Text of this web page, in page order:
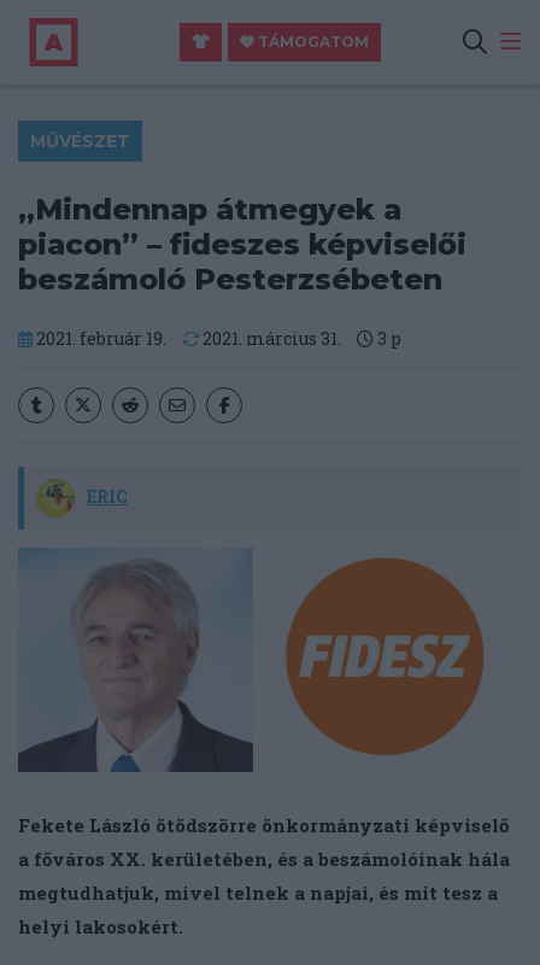
TÁMOGATOM
MŰVÉSZET
„Mindennap átmegyek a
piacon” – fideszes képviselői
beszámoló Pesterzsébeten
2021. február 19. 2021. március 31. 3 p
ERIC
Fekete László ötödszörre önkormányzati képviselő
a főváros XX. kerületében, és a beszámolóinak hála
megtudhatjuk, mivel telnek a napjai, és mit tesz a
helyi lakosokért.